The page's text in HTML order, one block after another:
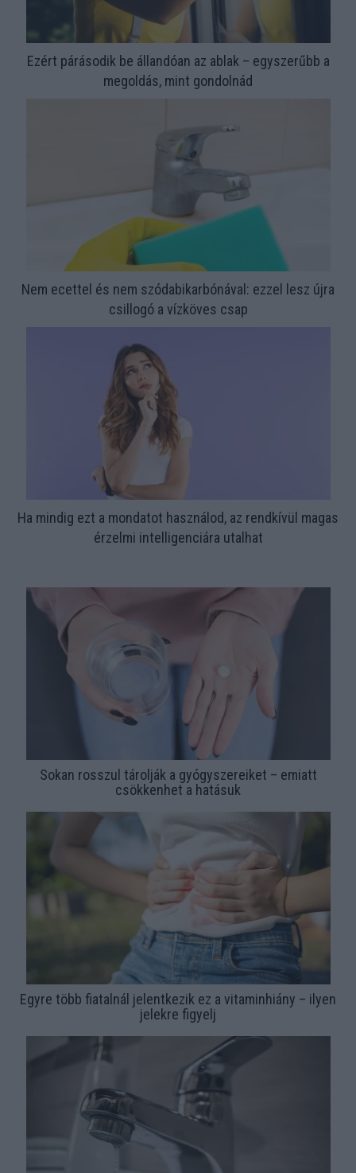
Ezért párásodik be állandóan az ablak – egyszerűbb a
megoldás, mint gondolnád
Nem ecettel és nem szódabikarbónával: ezzel lesz újra
csillogó a vízköves csap
Ha mindig ezt a mondatot használod, az rendkívül magas
érzelmi intelligenciára utalhat
Sokan rosszul tárolják a gyógyszereiket – emiatt
csökkenhet a hatásuk
Egyre több fiatalnál jelentkezik ez a vitaminhiány – ilyen
jelekre figyelj